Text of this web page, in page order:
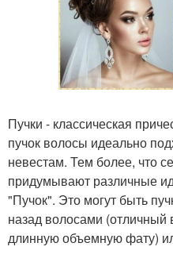
Пучки - классическая
пучок волосы идеально
невестам. Тем более, что
придумывают различные
"Пучок". Это могут быть
назад волосами (отличный
длинную объемную фату)